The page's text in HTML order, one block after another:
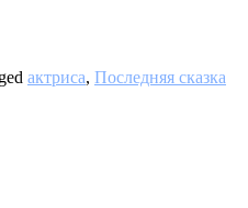
актриса, Последняя сказка